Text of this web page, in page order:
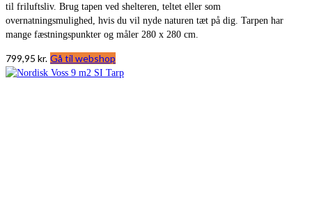
til friluftsliv. Brug tapen ved shelteren, teltet eller som
overnatningsmulighed, hvis du vil nyde naturen tæt på dig. Tarpen har
mange fæstningspunkter og måler 280 x 280 cm.
799,95 kr. Gå til webshop